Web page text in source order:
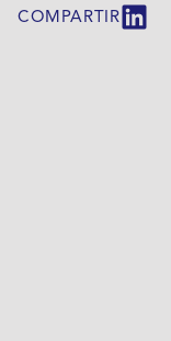
COMPARTIR